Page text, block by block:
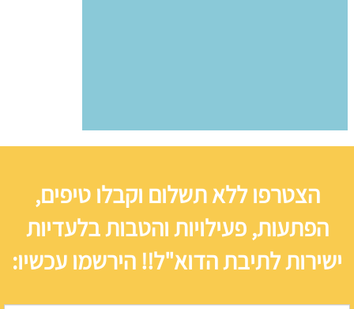
הצטרפו ללא תשלום וקבלו טיפים,
הפתעות, פעילויות והטבות בלעדיות
ישירות לתיבת הדוא"ל!! הירשמו עכשיו: